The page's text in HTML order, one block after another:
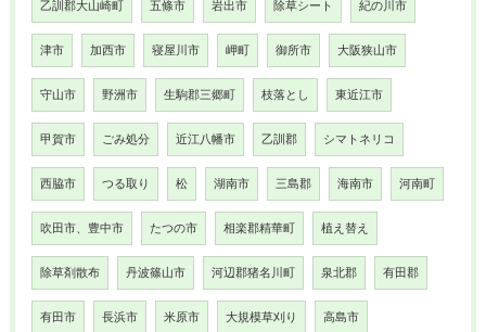
乙訓郡大山崎町 五條市 岩出市 除草シート 紀の川市
津市 加西市 寝屋川市 岬町 御所市 大阪狭山市
守山市 野洲市 生駒郡三郷町 枝落とし 東近江市
甲賀市 ごみ処分 近江八幡市 乙訓郡 シマトネリコ
西脇市 つる取り 松 湖南市 三島郡 海南市 河南町
吹田市、豊中市 たつの市 相楽郡精華町 植え替え
除草剤散布 丹波篠山市 河辺郡猪名川町 泉北郡 有田郡
有田市 長浜市 米原市 大規模草刈り 高島市